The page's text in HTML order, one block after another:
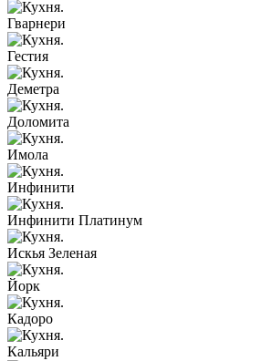
Гварнери
Гестия
Деметра
Доломита
Имола
Инфинити
Инфинити Платинум
Искья Зеленая
Йорк
Кадоро
Кальяри